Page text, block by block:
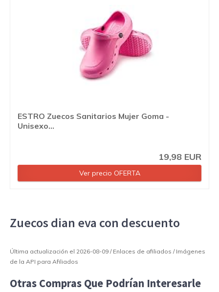
ESTRO Zuecos Sanitarios Mujer Goma -
Unisexo...
19,98 EUR
Ver precio OFERTA
Zuecos dian eva con descuento
Última actualización el 2026-08-09 / Enlaces de afiliados / Imágenes
de la API para Afiliados
Otras Compras Que Podrían Interesarle